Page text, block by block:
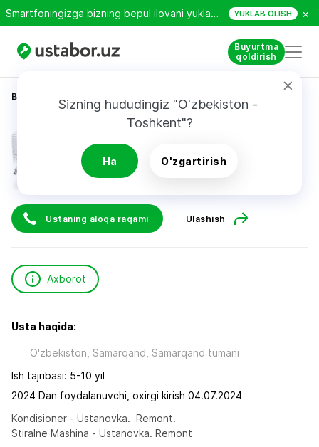
Smartfoningizga bizning bepul ilovani yuklab oling! YUKLAB OLISH ×
Buyurtma
qoldirish
Sizning hududingiz "O'zbekiston -
Toshkent"?
Ha O'zgartirish
Bosh sahifa
Ustaning aloqa raqami Ulashish
Axborot
Usta haqida:
O'zbekiston, Samarqand, Samarqand tumani
Ish tajribasi: 5-10 yil
2024 Dan foydalanuvchi, oxirgi kirish 04.07.2024
Kondisioner - Ustanovka.  Remont.
Stiralne Mashina - Ustanovka. Remont